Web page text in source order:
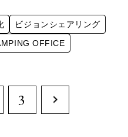
ビジョンシェアリング
OFFICE
3